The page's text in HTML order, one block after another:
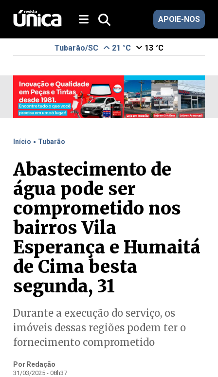
APOIE-NOS
Tubarão/SC 21 °C 13 °C
Início . Tubarão
Abastecimento de
água pode ser
comprometido nos
bairros Vila
Esperança e Humaitá
de Cima besta
segunda, 31
Durante a execução do serviço, os
imóveis dessas regiões podem ter o
fornecimento comprometido
Por Redação
31/03/2025 - 08h37